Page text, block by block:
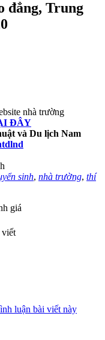
đẳng, Trung
nhà trường
ĐÂY
và Du lịch Nam
sinh, nhà trường, thí
giá
viết
luận bài viết này